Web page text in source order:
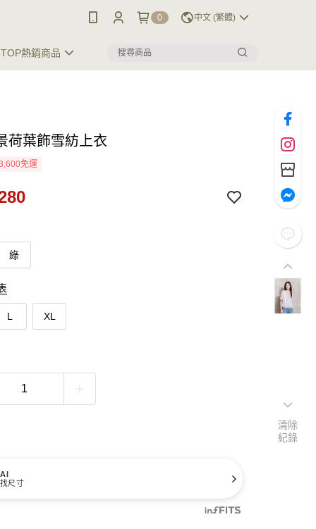
0 中文 (繁體)
TOP熱銷商品
荷葉飾雪紡上衣
免運
綠
L XL
AI
找尺寸
清除
紀錄